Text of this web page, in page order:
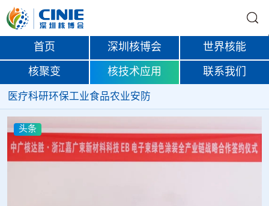
首页 深圳核博会 世界核能
核聚变 核技术应用 联系我们
医疗科研环保工业食品农业安防
头条